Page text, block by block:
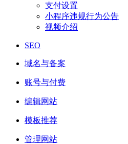
支付设置
小程序违规行为公告
视频介绍
SEO
域名与备案
账号与付费
编辑网站
模板推荐
管理网站